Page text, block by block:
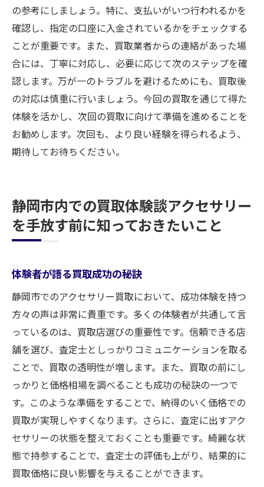
の参考にしましょう。特に、支払いがいつ行われるかを
確認し、指定の口座に入金されているかをチェックする
ことが重要です。また、買取業者からの連絡があった場
合には、丁寧に対応し、必要に応じて次のステップを確
認します。万が一のトラブルを避けるためにも、買取後
の対応は慎重に行いましょう。今回の買取を通じて得た
体験を活かし、次回の買取に向けて準備を進めることを
お勧めします。次回も、より良い経験を得られるよう、
期待してお待ちください。
静岡市内での買取体験談アクセサリー
を手放す前に知っておきたいこと
体験者が語る買取成功の秘訣
静岡市でのアクセサリー買取において、成功体験を持つ
方々の声は非常に貴重です。多くの体験者が共通して言
っているのは、買取店選びの重要性です。信頼できる店
舗を選び、査定士としっかりコミュニケーションを取る
ことで、買取の透明性が増します。また、買取の前にし
っかりと価格相場を調べることも成功の秘訣の一つで
す。このような準備をすることで、納得のいく価格での
買取が実現しやすくなります。さらに、査定に出すアク
セサリーの状態を整えておくことも重要です。綺麗な状
態で持参することで、査定士の評価も上がり、結果的に
買取価格に良い影響を与えることができます。